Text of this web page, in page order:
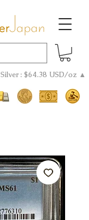
Silver : $64.38 USD/oz ▲